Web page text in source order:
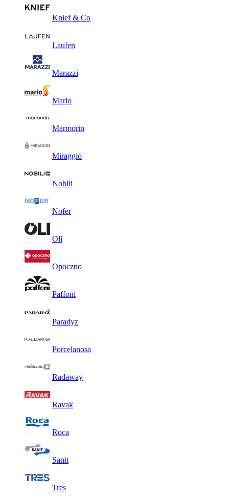
Knief & Co
Laufen
Marazzi
Mario
Marmorin
Miraggio
Nobili
Nofer
Oli
Opoczno
Paffoni
Paradyz
Porcelanosa
Radaway
Ravak
Roca
Sanit
Tres